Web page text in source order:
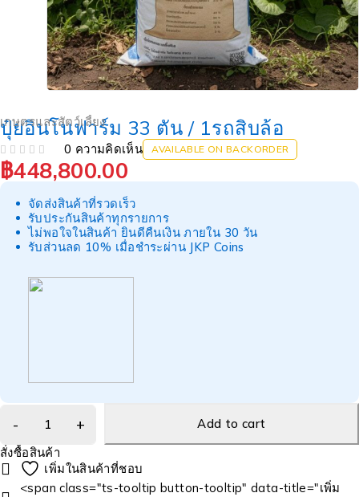
เกษตรและสัตว์เลี้ยง
ปุ๋ยอินโนฟาร์ม 33 ตัน / 1รถสิบล้อ
0 ความคิดเห็น AVAILABLE ON BACKORDER
฿448,800.00
จัดส่งสินค้าที่รวดเร็ว
รับประกันสินค้าทุกรายการ
ไม่พอใจในสินค้า ยินดีคืนเงิน ภายใน 30 วัน
รับส่วนลด 10% เมื่อชำระผ่าน JKP Coins
Add to cart
สั่งซื้อสินค้า
<span class="ts-tooltip button-tooltip" data-title="เพิ่ม